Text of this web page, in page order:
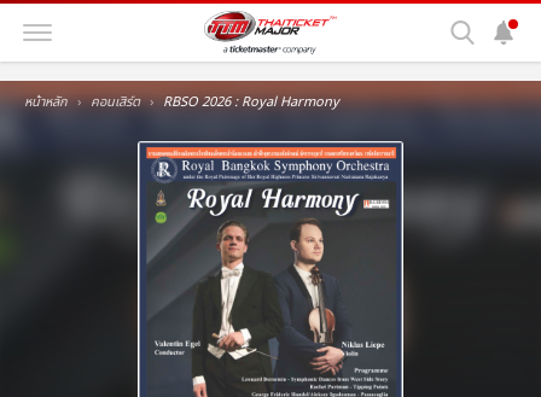
หน้าหลัก คอนเสิร์ต RBSO 2026 : Royal Harmony